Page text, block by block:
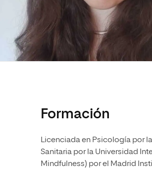
Diseño
Ciencias de la Salud
Ciencias Sociales
Humanidades
Ingeniería y Tecnología
Ciencias de la Salud
Ciencias Sociales
Escuela de
Normas de
Formación
Licenciada en Psicología por
Sanitaria por la Universidad
Mindfulness) por el Madrid